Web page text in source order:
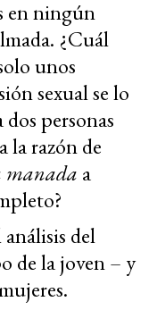
en ningún
¿Cuál
unos
sexual se lo
personas
la razón de
manada a
del
de la joven – y